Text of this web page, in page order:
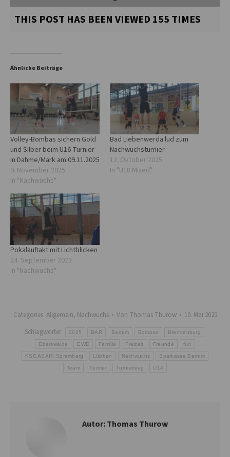
THIS POST HAS BEEN VIEWED 155 TIMES
Ähnliche Beiträge
Volley-Bombas sichern Gold
und Silber beim U16-Turnier
in Dahme/Mark am 09.11.2025
9. November 2025
In "Nachwuchs"
Bad Liebenwerda lud zum
Nachwuchsturnier
12. Oktober 2025
In "U18 Mixed"
Pokalauftakt mit Lichtblicken
24. September 2023
In "Nachwuchs"
Categories: Allgemein, Nachwuchs Von Thomas Thurow
10. Mai 2025
Schlagwörter:
2025 BAR Barnim Bombas Brandenburg
Eberswalde EWE Familie Freizeit Freunde fun
KSC ASAHI Spremberg Lübben Nachwuchs Sparkasse Barnim
Team Turnier Turniersieg U14
Autor:Thomas Thurow